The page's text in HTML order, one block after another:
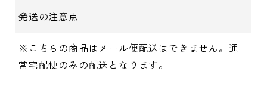
発送の注意点
※こちらの商品はメール便配送はできません。通
常宅配便のみの配送となります。